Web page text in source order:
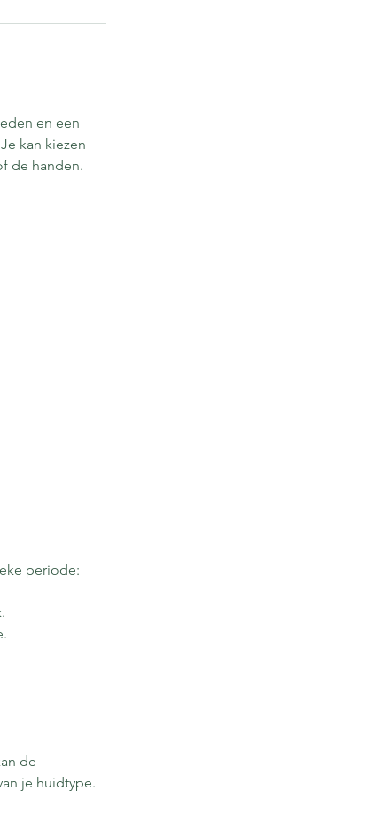
en een
kan kiezen
de handen.
periode:
de
je huidtype.